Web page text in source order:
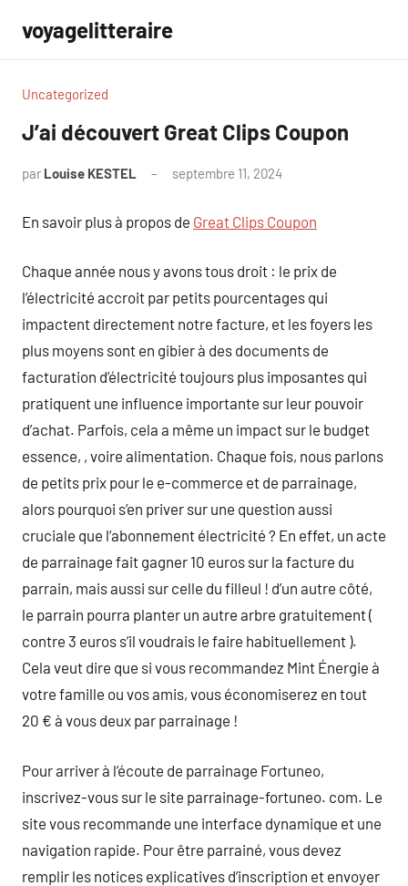
contenu
voyagelitteraire
Uncategorized
J’ai découvert Great Clips Coupon
par Louise KESTEL septembre 11, 2024
En savoir plus à propos de Great Clips Coupon
Chaque année nous y avons tous droit : le prix de
l’électricité accroit par petits pourcentages qui
impactent directement notre facture, et les foyers les
plus moyens sont en gibier à des documents de
facturation d’électricité toujours plus imposantes qui
pratiquent une influence importante sur leur pouvoir
d’achat. Parfois, cela a même un impact sur le budget
essence, , voire alimentation. Chaque fois, nous parlons
de petits prix pour le e-commerce et de parrainage,
alors pourquoi s’en priver sur une question aussi
cruciale que l’abonnement électricité ? En effet, un acte
de parrainage fait gagner 10 euros sur la facture du
parrain, mais aussi sur celle du filleul ! d’un autre côté,
le parrain pourra planter un autre arbre gratuitement (
contre 3 euros s’il voudrais le faire habituellement ).
Cela veut dire que si vous recommandez Mint Énergie à
votre famille ou vos amis, vous économiserez en tout
20 € à vous deux par parrainage !
Pour arriver à l’écoute de parrainage Fortuneo,
inscrivez-vous sur le site parrainage-fortuneo. com. Le
site vous recommande une interface dynamique et une
navigation rapide. Pour être parrainé, vous devez
remplir les notices explicatives d’inscription et envoyer